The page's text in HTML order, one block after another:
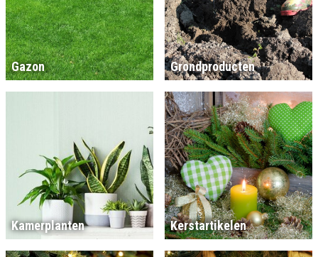
Gazon Grondproducten
Kamerplanten Kerstartikelen